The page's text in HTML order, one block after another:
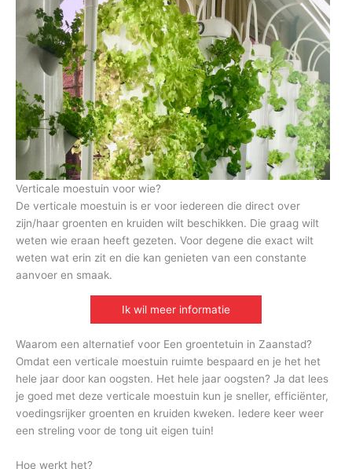
Verticale moestuin voor wie?
De verticale moestuin is er voor iedereen die direct over
zijn/haar groenten en kruiden wilt beschikken. Die graag wilt
weten wie eraan heeft gezeten. Voor degene die exact wilt
weten wat erin zit en die kan genieten van een constante
aanvoer en smaak.
Ik wil meer informatie
Waarom een alternatief voor Een groentetuin in Zaanstad?
Omdat een verticale moestuin ruimte bespaard en je het het
hele jaar door kan oogsten. Het hele jaar oogsten? Ja dat lees
je goed met deze verticale moestuin kun je sneller, efficiënter,
voedingsrijker groenten en kruiden kweken. Iedere keer weer
een streling voor de tong uit eigen tuin!
Hoe werkt het?